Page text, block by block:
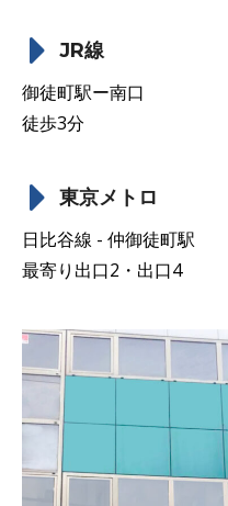
JR線
御徒町駅ー南口
徒歩3分
東京メトロ
日比谷線 - 仲御徒町駅
最寄り出口2・出口4